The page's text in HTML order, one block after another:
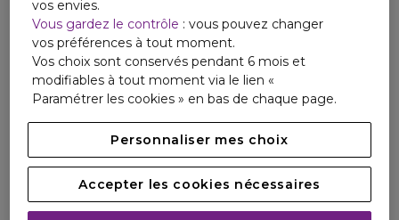
l'iconique polo et des parfums L.12.12.
Made In France, cette fragrance a été créée grâce au
savoir-faire français.
vos envies.
Vous gardez le contrôle : vous pouvez changer
vos préférences à tout moment.
Vos choix sont conservés pendant 6 mois et
modifiables à tout moment via le lien «
Paramétrer les cookies » en bas de chaque page.
Personnaliser mes choix
Accepter les cookies nécessaires